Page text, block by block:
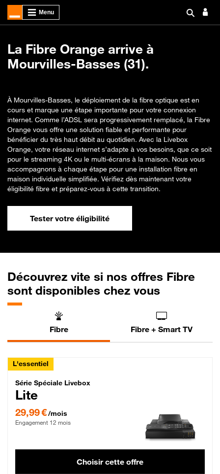
La Fibre Orange arrive à
Mourvilles-Basses (31).
À Mourvilles-Basses, le déploiement de la fibre optique est en
cours et marque une étape importante pour votre connexion
internet. Comme l’ADSL sera progressivement remplacé, la Fibre
Orange vous offre une solution fiable et performante pour
bénéficier du très haut débit au quotidien. Avec la Livebox
Orange, votre réseau internet s’adapte à vos besoins, que ce soit
pour le streaming 4K ou le multi-écrans à la maison. Nous vous
accompagnons à chaque étape pour une installation fibre en
maison individuelle simplifiée. Vérifiez dès maintenant votre
éligibilité fibre et préparez-vous à cette transition.
Tester votre éligibilité
Découvrez vite si nos offres Fibre
sont disponibles chez vous
Fibre Fibre + Smart TV
L'essentiel
Série Spéciale Livebox Lite Fibre
Série Spéciale Livebox
Lite
29,99 €/mois
Engagement 12 mois
Choisir cette offre